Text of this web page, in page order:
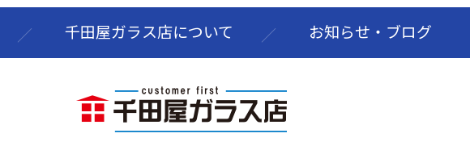
千田屋ガラス店について お知らせ・ブログ